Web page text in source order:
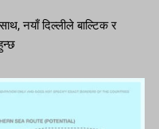
नयाँ दिल्लीले बाल्टिक र